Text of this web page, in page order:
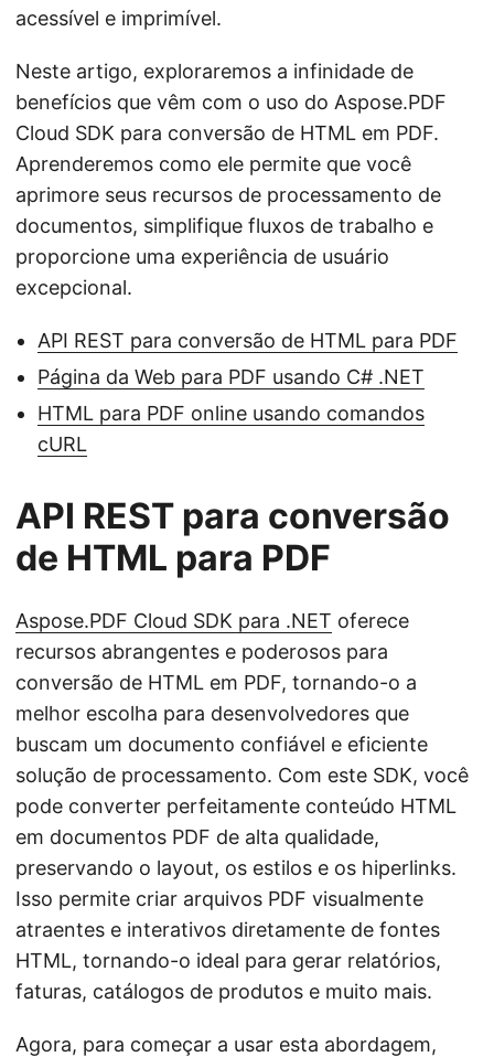
acessível e imprimível.
Neste artigo, exploraremos a infinidade de
benefícios que vêm com o uso do Aspose.PDF
Cloud SDK para conversão de HTML em PDF.
Aprenderemos como ele permite que você
aprimore seus recursos de processamento de
documentos, simplifique fluxos de trabalho e
proporcione uma experiência de usuário
excepcional.
API REST para conversão de HTML para PDF
Página da Web para PDF usando C# .NET
HTML para PDF online usando comandos
cURL
API REST para conversão
de HTML para PDF
Aspose.PDF Cloud SDK para .NET oferece
recursos abrangentes e poderosos para
conversão de HTML em PDF, tornando-o a
melhor escolha para desenvolvedores que
buscam um documento confiável e eficiente
solução de processamento. Com este SDK, você
pode converter perfeitamente conteúdo HTML
em documentos PDF de alta qualidade,
preservando o layout, os estilos e os hiperlinks.
Isso permite criar arquivos PDF visualmente
atraentes e interativos diretamente de fontes
HTML, tornando-o ideal para gerar relatórios,
faturas, catálogos de produtos e muito mais.
Agora, para começar a usar esta abordagem,